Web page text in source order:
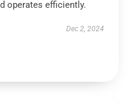
operates efficiently.
Dec 2, 2024